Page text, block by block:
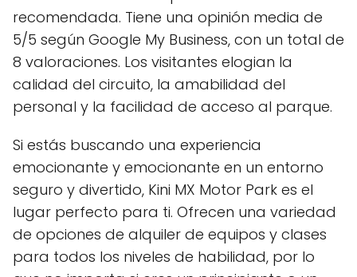
recomendada. Tiene una opinión media de
5/5 según Google My Business, con un total de
8 valoraciones. Los visitantes elogian la
calidad del circuito, la amabilidad del
personal y la facilidad de acceso al parque.
Si estás buscando una experiencia
emocionante y emocionante en un entorno
seguro y divertido, Kini MX Motor Park es el
lugar perfecto para ti. Ofrecen una variedad
de opciones de alquiler de equipos y clases
para todos los niveles de habilidad, por lo